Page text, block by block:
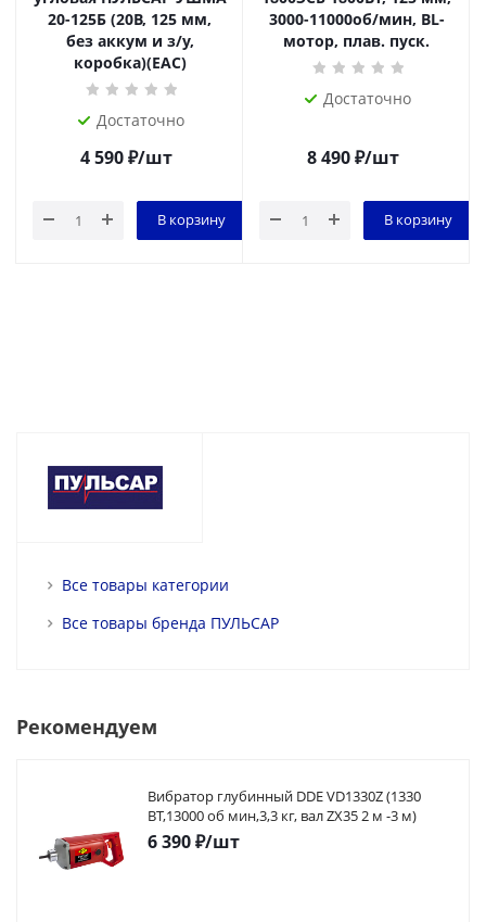
20-125Б (20В, 125 мм,
без аккум и з/у,
коробка)(ЕАС)
Достаточно
4 590₽/шт
В корзину
3000-11000об/мин, BL-
мотор, плав. пуск.
Достаточно
8 490₽/шт
В корзину
Все товары категории
Все товары бренда ПУЛЬСАР
Рекомендуем
Вибратор глубинный DDE VD1330Z (1330
ВТ,13000 об мин,3,3 кг, вал ZX35 2 м -3 м)
6 390₽/шт